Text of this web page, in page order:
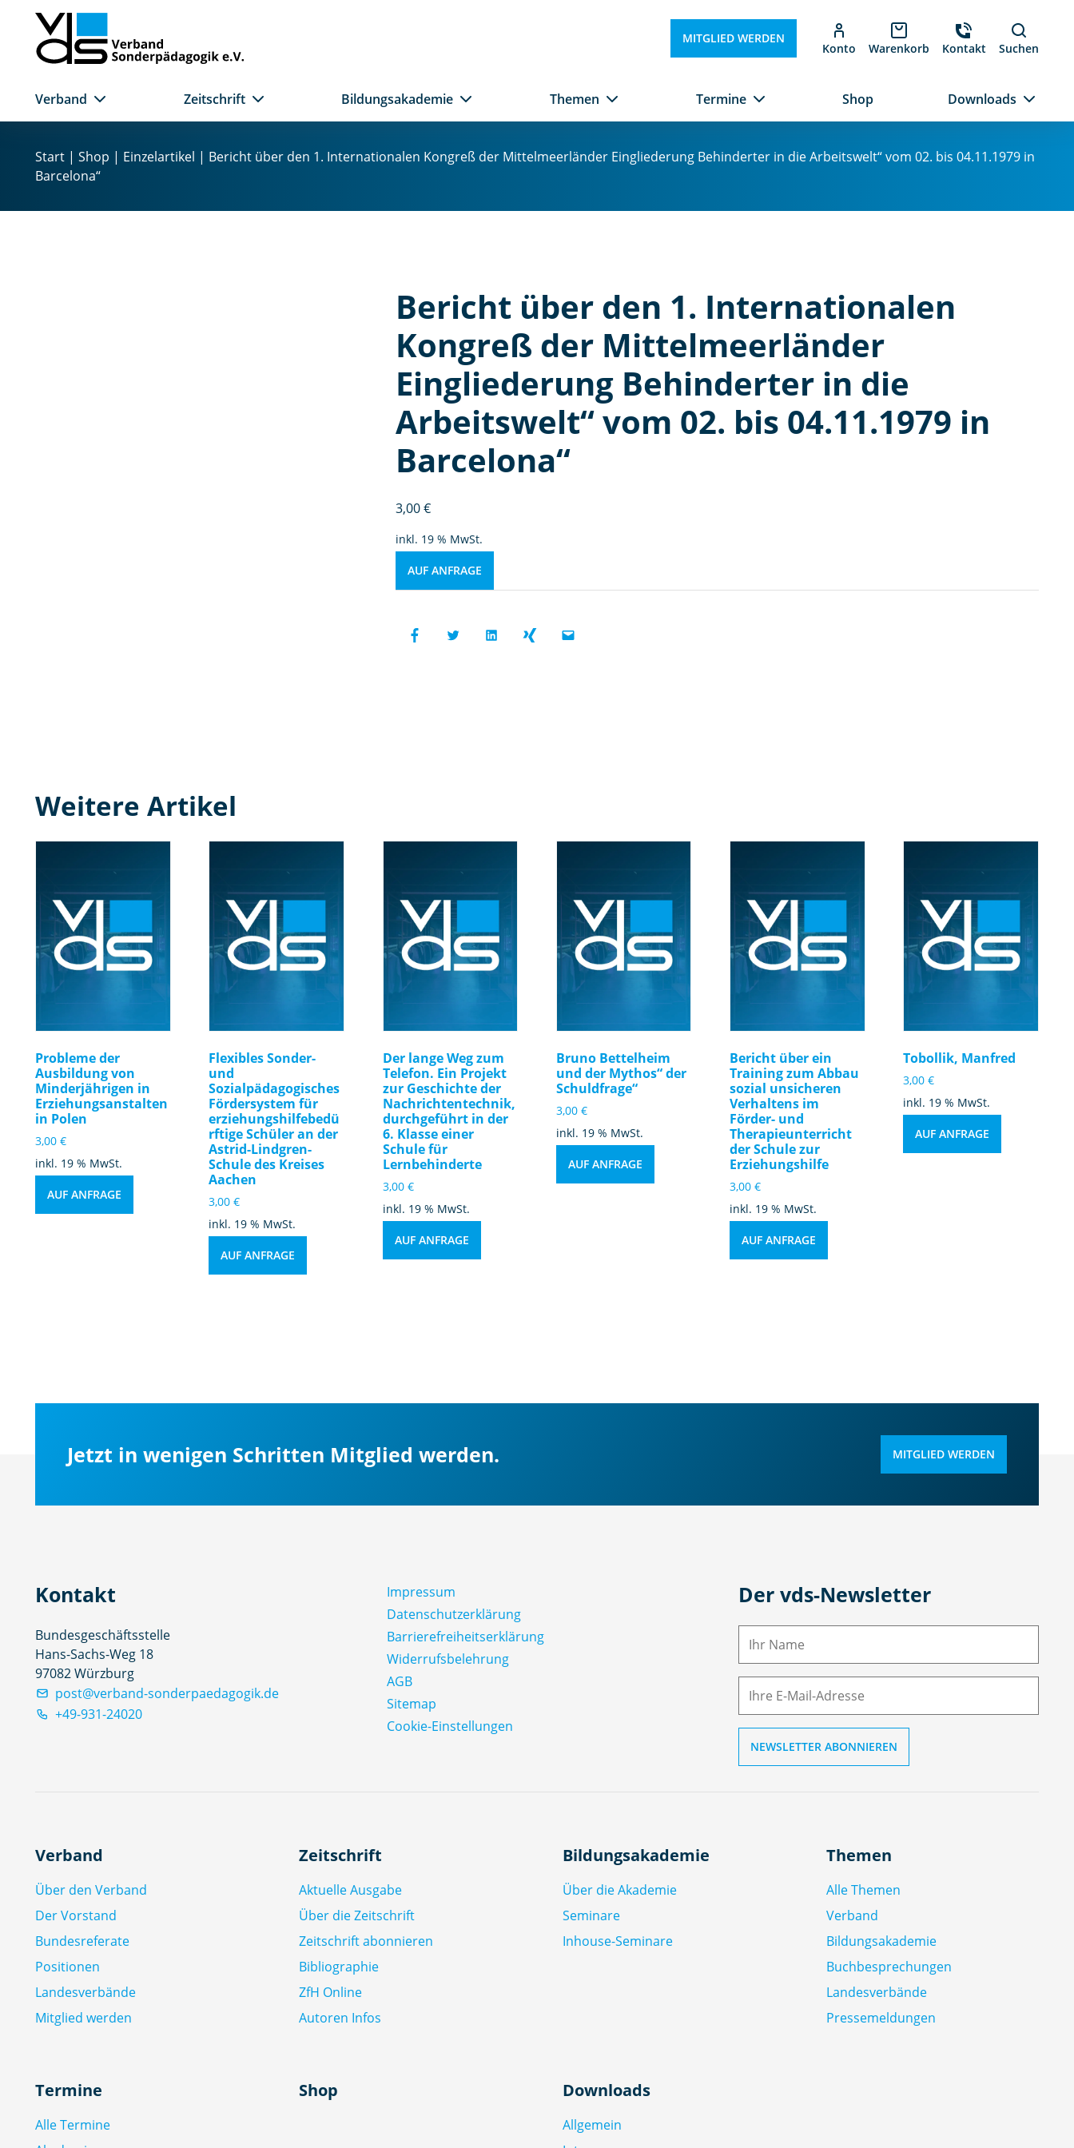
n
MITGLIED WERDEN
Konto Warenkorb Kontakt Suchen
Verband Zeitschrift Bildungsakademie Themen Termine Shop Downloads
Start | Shop | Einzelartikel | Bericht über den 1. Internationalen Kongreß der Mittelmeerländer Eingliederung Behinderter in die Arbeitswelt“ vom 02. bis 04.11.1979 in
Barcelona“
Bericht über den 1. Internationalen
Kongreß der Mittelmeerländer
Eingliederung Behinderter in die
Arbeitswelt“ vom 02. bis 04.11.1979 in
Barcelona“
3,00€
inkl. 19 % MwSt.
AUF ANFRAGE
Weitere Artikel
Probleme der
Ausbildung von
Minderjährigen in
Erziehungsanstalten
in Polen
3,00 €
inkl. 19 % MwSt.
AUF ANFRAGE
Flexibles Sonder-
und
Sozialpädagogisches
Fördersystem für
erziehungshilfebedü
rftige Schüler an der
Astrid-Lindgren-
Schule des Kreises
Aachen
3,00€
inkl. 19 % MwSt.
AUF ANFRAGE
Der lange Weg zum
Telefon. Ein Projekt
zur Geschichte der
Nachrichtentechnik,
durchgeführt in der
6. Klasse einer
Schule für
Lernbehinderte
3,00 €
inkl. 19 % MwSt.
AUF ANFRAGE
Bruno Bettelheim
und der Mythos“ der
Schuldfrage“
3,00 €
inkl. 19 % MwSt.
AUF ANFRAGE
Bericht über ein
Training zum Abbau
sozial unsicheren
Verhaltens im
Förder- und
Therapieunterricht
der Schule zur
Erziehungshilfe
3,00€
inkl. 19 % MwSt.
AUF ANFRAGE
Tobollik, Manfred
3,00€
inkl. 19 % MwSt.
AUF ANFRAGE
Jetzt in wenigen Schritten Mitglied werden. MITGLIED WERDEN
Kontakt
Bundesgeschäftsstelle
Hans-Sachs-Weg 18
97082 Würzburg
post@verband-sonderpaedagogik.de
+49-931-24020
Impressum
Datenschutz­erklärung
Barrierefreiheitserklärung
Widerrufsbelehrung
AGB
Sitemap
Cookie-Einstellungen
Der vds-Newsletter
N
M
Verband
Über den Verband
Der Vorstand
Bundesreferate
Positionen
Landesverbände
Mitglied werden
Zeitschrift
Aktuelle Ausgabe
Über die Zeitschrift
Zeitschrift abonnieren
Bibliographie
ZfH Online
Autoren Infos
Bildungsakademie
Über die Akademie
Seminare
Inhouse-Seminare
Themen
Alle Themen
Verband
Bildungsakademie
Buchbesprechungen
Landesverbände
Pressemeldungen
Termine
Alle Termine
Shop Downloads
Allgemein